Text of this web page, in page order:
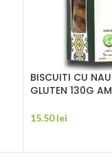
BISCUITI CU
GLUTEN 130G
15.50lei